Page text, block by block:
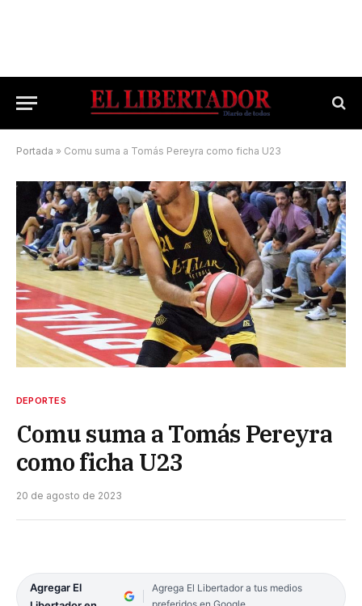
Portada » Comu suma a Tomás Pereyra como ficha U23
DEPORTES
Comu suma a Tomás Pereyra
como ficha U23
20 de agosto de 2023
Agregar El
Agrega El Libertador a tus medios
preferidos en Google